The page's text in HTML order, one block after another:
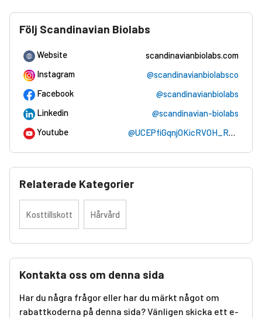
Följ Scandinavian Biolabs
Website
scandinavianbiolabs.com
Instagram
@scandinavianbiolabsco
Facebook
@scandinavianbiolabs
Linkedin
@scandinavian-biolabs
Youtube
@UCEPfiGqnjOKicRVOH_RmK7A
Relaterade Kategorier
Kosttillskott Hårvård
Kontakta oss om denna sida
Har du några frågor eller har du märkt något om
rabattkoderna på denna sida? Vänligen skicka ett e-